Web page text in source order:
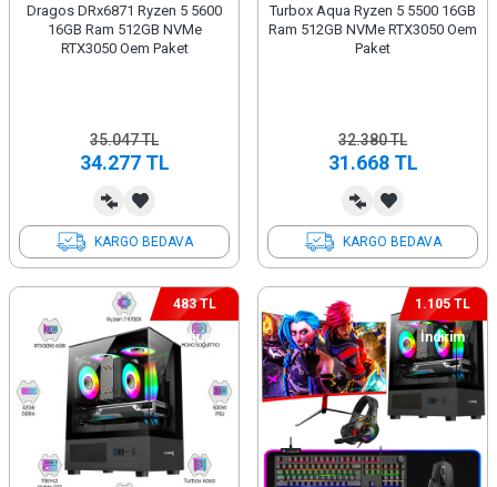
Dragos DRx6871 Ryzen 5 5600
16GB Ram 512GB NVMe
RTX3050 Oem Paket
35.047TL
34.277TL
KARGO BEDAVA
Turbox Aqua Ryzen 5 5500 16GB
Ram 512GB NVMe RTX3050 Oem
Paket
32.380TL
31.668TL
KARGO BEDAVA
483 TL
İndirim
1.105 TL
İndirim